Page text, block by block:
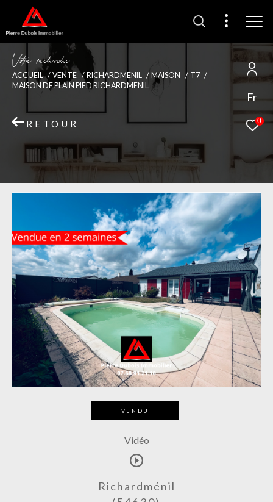
Fr
0
Vore recece
ACCUEIL VENTE RICHARDMENIL MAISON
T7
MAISON DE PLAIN PIED RICHARDMENIL
RETOUR
VENDU
Vidéo
Richardménil